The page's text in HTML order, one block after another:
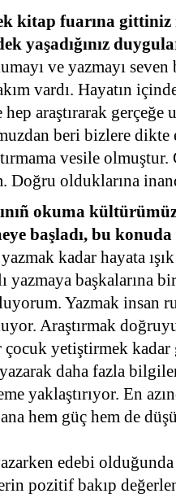
kitap fuarına
yaşadığınız
ve yazmayı
vardı. Hayatın
hep araştırarak gerçeğe
beri bizlere
vesile
Doğru olduklarına
okuma
başladı, bu
kadar hayata
yazmaya başkalarına
Yazmak insan
Araştırmak
yetiştirmek
daha fazla
yaklaştırıyor. En
hem güç hem de
edebi
pozitif bakıp